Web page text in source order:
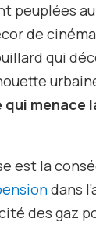
peuplées
de
qui
menace
est la
dans
des gaz